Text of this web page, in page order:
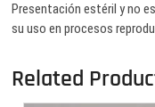
Presentación estéril y no
su uso en procesos
Related